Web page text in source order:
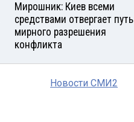
Мирошник: Киев всеми
средствами отвергает путь
мирного разрешения
конфликта
Новости СМИ2